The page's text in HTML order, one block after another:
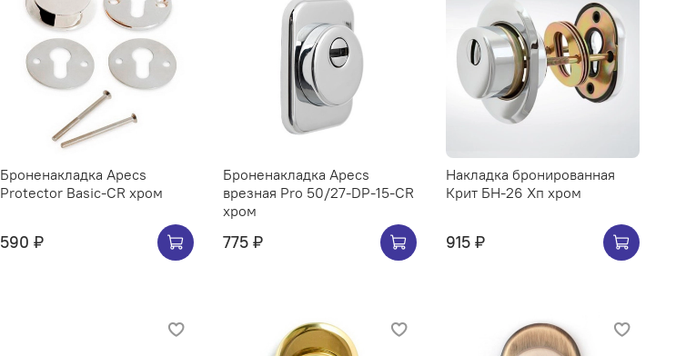
Броненакладка Apecs
Protector Basic-CR хром
590 ₽
Броненакладка Apecs
врезная Pro 50/27-DP-15-CR
хром
775 ₽
Накладка бронированная
Крит БН-26 Хп хром
915 ₽